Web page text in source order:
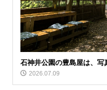
石神井公園の豊島屋は、写
2026.07.09